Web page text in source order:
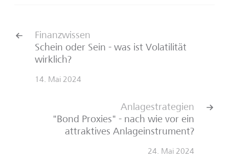
Finanzwissen
Schein oder Sein - was ist Volatilität
wirklich?
14. Mai 2024
Anlagestrategien
"Bond Proxies" - nach wie vor ein
attraktives Anlageinstrument?
24. Mai 2024